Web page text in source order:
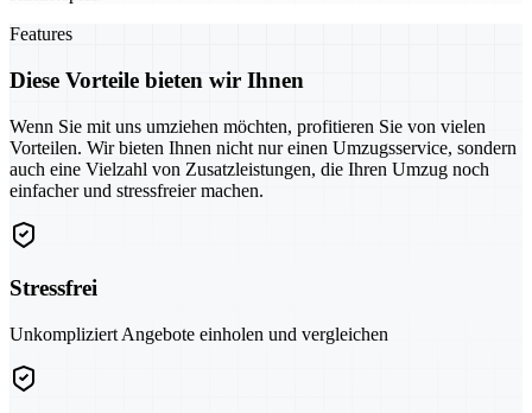
Features
Diese Vorteile bieten wir Ihnen
Wenn Sie mit uns umziehen möchten, profitieren Sie von vielen
Vorteilen. Wir bieten Ihnen nicht nur einen Umzugsservice, sondern
auch eine Vielzahl von Zusatzleistungen, die Ihren Umzug noch
einfacher und stressfreier machen.
Stressfrei
Unkompliziert Angebote einholen und vergleichen